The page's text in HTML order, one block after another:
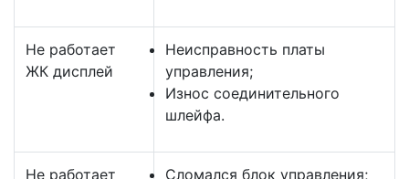
Не работает
ЖК дисплей
Неисправность платы
управления;
Износ соединительного
шлейфа.
Не работает
Сломался блок управления;